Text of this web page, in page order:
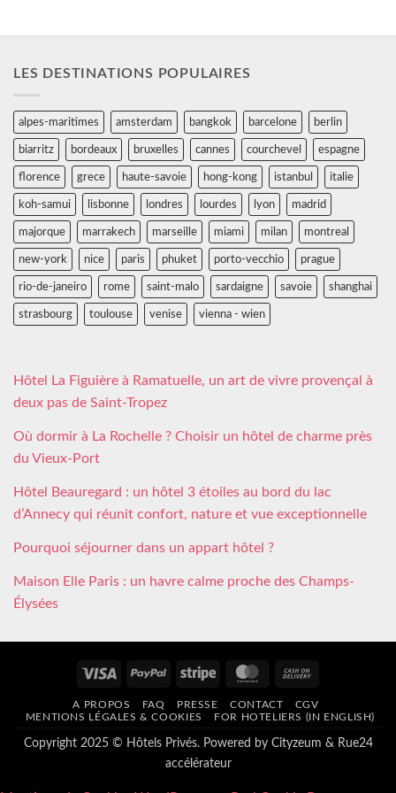
LES DESTINATIONS POPULAIRES
alpes-maritimes amsterdam bangkok barcelone berlin
biarritz bordeaux bruxelles cannes courchevel espagne
florence grece haute-savoie hong-kong istanbul italie
koh-samui lisbonne londres lourdes lyon madrid
majorque marrakech marseille miami milan montreal
new-york nice paris phuket porto-vecchio prague
rio-de-janeiro rome saint-malo sardaigne savoie shanghai
strasbourg toulouse venise vienna - wien
Hôtel La Figuière à Ramatuelle, un art de vivre provençal à
deux pas de Saint-Tropez
Où dormir à La Rochelle ? Choisir un hôtel de charme près
du Vieux-Port
Hôtel Beauregard : un hôtel 3 étoiles au bord du lac
d’Annecy qui réunit confort, nature et vue exceptionnelle
Pourquoi séjourner dans un appart hôtel ?
Maison Elle Paris : un havre calme proche des Champs-
Élysées
Visa PayPal Stripe MasterCard
Delivery
A PROPOS FAQ PRESSE CONTACT
CGV
MENTIONS LÉGALES & COOKIES
FOR HOTELIERS (IN ENGLISH)
Copyright 2025 © Hôtels Privés. Powered by Cityzeum & Rue24
accélérateur